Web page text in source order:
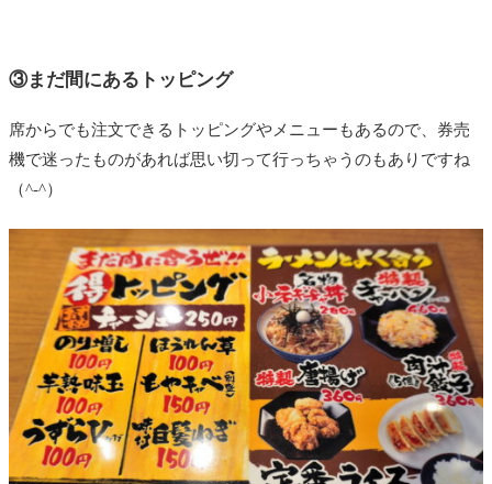
③まだ間にあるトッピング
席からでも注文できるトッピングやメニューもあるので、券売
機で迷ったものがあれば思い切って行っちゃうのもありですね
（^-^）